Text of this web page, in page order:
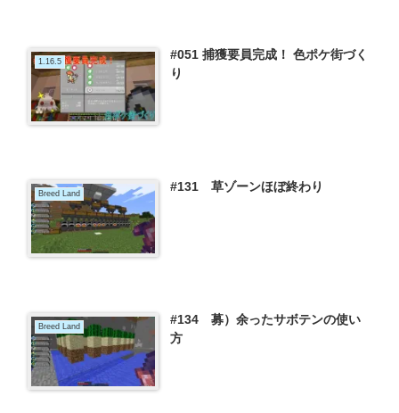
1.16.5
#051 捕獲要員完成！ 色ポケ街づく
り
Breed Land #131 草ゾーンほぼ終わり
Breed Land
#134 募）余ったサボテンの使い
方